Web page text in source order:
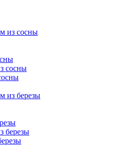
из сосны
сосны
из березы
березы